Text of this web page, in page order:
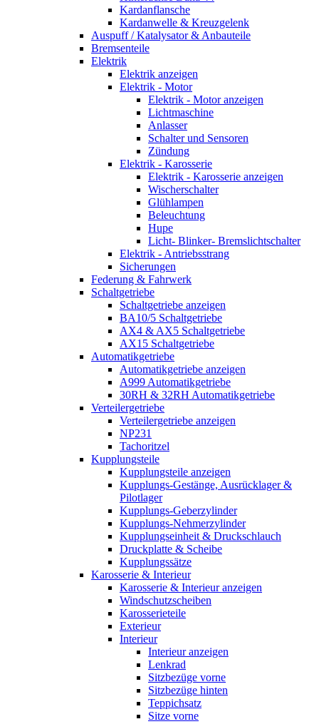
Kardanflansche
Kardanwelle & Kreuzgelenk
Auspuff / Katalysator & Anbauteile
Bremsenteile
Elektrik
Elektrik anzeigen
Elektrik - Motor
Elektrik - Motor anzeigen
Lichtmaschine
Anlasser
Schalter und Sensoren
Zündung
Elektrik - Karosserie
Elektrik - Karosserie anzeigen
Wischerschalter
Glühlampen
Beleuchtung
Hupe
Licht- Blinker- Bremslichtschalter
Elektrik - Antriebsstrang
Sicherungen
Federung & Fahrwerk
Schaltgetriebe
Schaltgetriebe anzeigen
BA10/5 Schaltgetriebe
AX4 & AX5 Schaltgetriebe
AX15 Schaltgetriebe
Automatikgetriebe
Automatikgetriebe anzeigen
A999 Automatikgetriebe
30RH & 32RH Automatikgetriebe
Verteilergetriebe
Verteilergetriebe anzeigen
NP231
Tachoritzel
Kupplungsteile
Kupplungsteile anzeigen
Kupplungs-Gestänge, Ausrücklager &
Pilotlager
Kupplungs-Geberzylinder
Kupplungs-Nehmerzylinder
Kupplungseinheit & Druckschlauch
Druckplatte & Scheibe
Kupplungssätze
Karosserie & Interieur
Karosserie & Interieur anzeigen
Windschutzscheiben
Karosserieteile
Exterieur
Interieur
Interieur anzeigen
Lenkrad
Sitzbezüge vorne
Sitzbezüge hinten
Teppichsatz
Sitze vorne